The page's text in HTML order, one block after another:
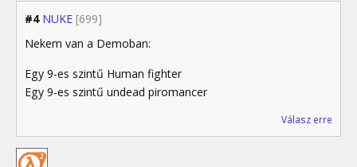
#4 NUKE [699]
Nekem van a Demoban:
Egy 9-es szintű Human fighter
Egy 9-es szintű undead piromancer
Válasz erre